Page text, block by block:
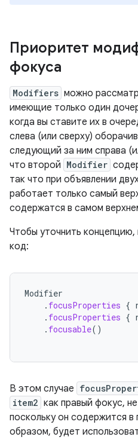
Приоритет
фокуса
Modifiers можно
имеющие только один
когда вы ставите их в
слева (или сверху)
следующий за ним справа
что второй Modifier
так что при объявлении
работает только самый
содержатся в самом
Чтобы уточнить
код:
Modifier
. focusProperties {
. focusProperties {
. focusable()
В этом случае
item2 как правый фокус,
поскольку он содержится
образом, будет